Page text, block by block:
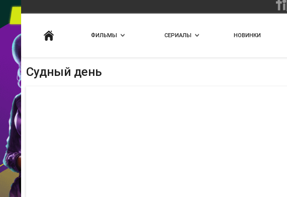
ФИЛЬМЫ СЕРИАЛЫ НОВИНКИ
Судный день